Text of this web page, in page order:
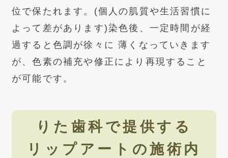
位で保たれます。(個人の肌質や生活習慣に
よって差があります)染色後、一定時間が経
過すると色調が徐々に 薄くなっていきます
が、色素の補充や修正により再現すること
が可能です。
りた歯科で提供する
リップアートの施術内